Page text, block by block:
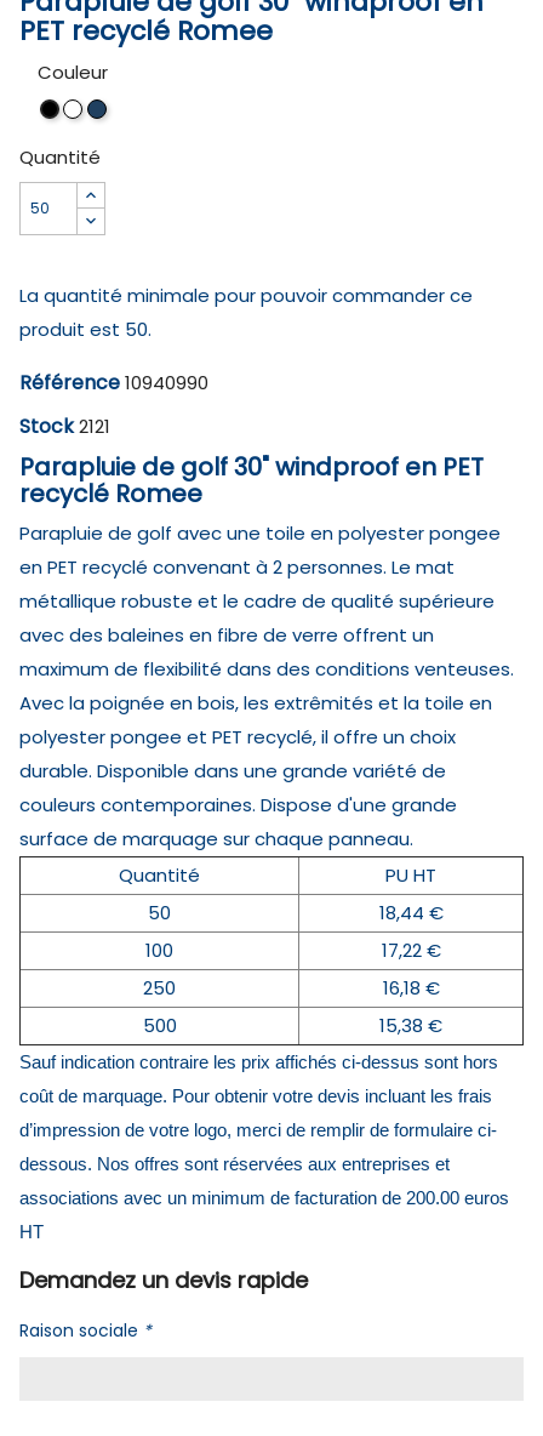
PET recyclé Romee
Couleur
NoirBlancMarine
Quantité
La quantité minimale pour pouvoir commander ce
produit est 50.
Référence10940990
Stock2121
Parapluie de golf 30" windproof en PET
recyclé Romee
Parapluie de golf avec une toile en polyester pongee
en PET recyclé convenant à 2 personnes. Le mat
métallique robuste et le cadre de qualité supérieure
avec des baleines en fibre de verre offrent un
maximum de flexibilité dans des conditions venteuses.
Avec la poignée en bois, les extrêmités et la toile en
polyester pongee et PET recyclé, il offre un choix
durable. Disponible dans une grande variété de
couleurs contemporaines. Dispose d'une grande
surface de marquage sur chaque panneau.
Quantité
PU HT
50
18,44 €
100
17,22 €
250
16,18 €
500
15,38 €
Sauf indication contraire les prix affichés ci-dessus sont hors
coût de marquage. Pour obtenir votre devis incluant les frais
d’impression de votre logo, merci de remplir de formulaire ci-
dessous. Nos offres sont réservées aux entreprises et
associations avec un minimum de facturation de 200.00 euros
HT
Demandez un devis rapide
Raison sociale *